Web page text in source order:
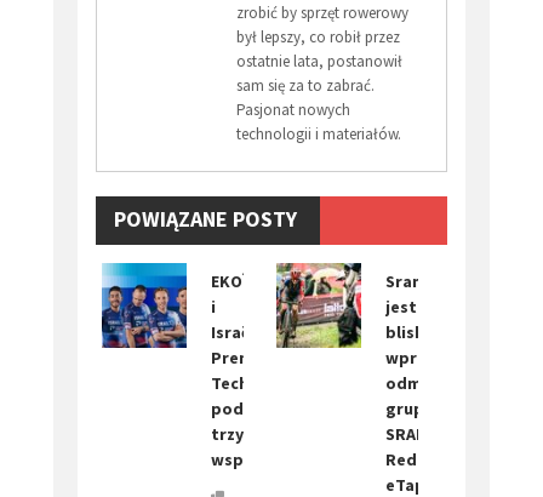
zrobić by sprzęt rowerowy
był lepszy, co robił przez
ostatnie lata, postanowił
sam się za to zabrać.
Pasjonat nowych
technologii i materiałów.
POWIĄZANE POSTY
EKOÏ
i
Israël-
Premier
Tech
podpisują
trzyletnią
współpracę
Sram
jest
bliski
wprowadzenia
odmienionej
grupy
SRAM
Red
eTap